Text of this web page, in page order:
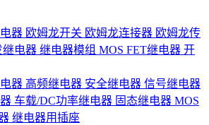
器 欧姆龙开关 欧姆龙连接器 欧姆龙传
继电器 继电器模组 MOS FET继电器 开
器 高频继电器 安全继电器 信号继电器
车载/DC功率继电器 固态继电器 MOS
继电器用插座